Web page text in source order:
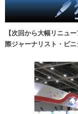
【次回から大幅リニュ
際ジャーナリスト・ビ